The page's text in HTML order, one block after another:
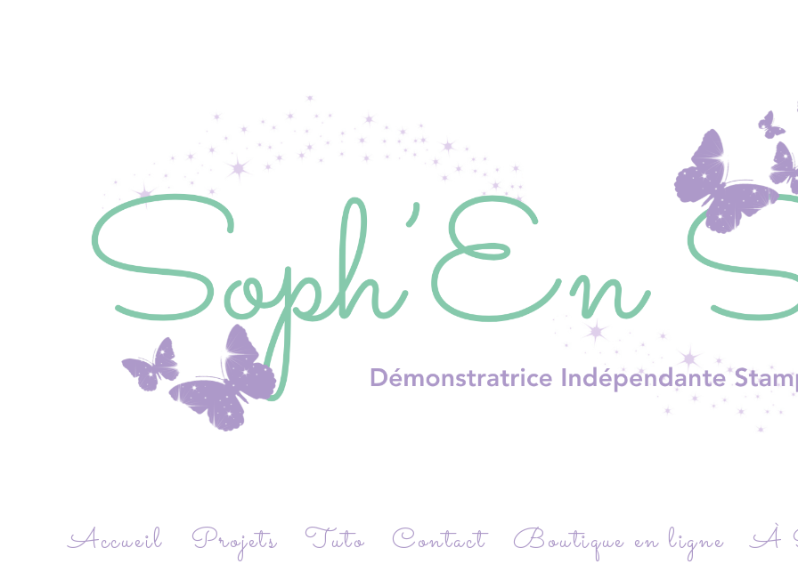
Accueil Projets Tuto Contact Boutique en ligne
À